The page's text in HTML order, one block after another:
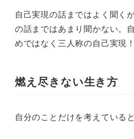
自己実現の話まではよく聞く
の話まではあまり聞かない。
めではなく三人称の自己実現！
燃え尽きない生き方
自分のことだけを考えている